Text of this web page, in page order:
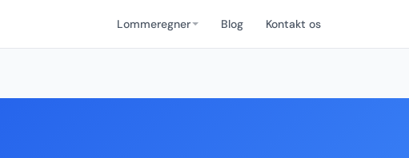
Lommeregner Blog Kontakt os